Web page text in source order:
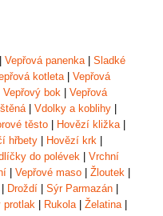
Vepřová panenka| Sladké
kotleta| Vepřová
Vepřový bok
Vepřová
| Vdolky a koblihy
těsto Hovězí kližka|
hřbety Hovězí krk
do polévek
Vrchní
Vepřové maso Žloutek
Droždí Sýr Parmazán
protlak Rukola| Želatina|